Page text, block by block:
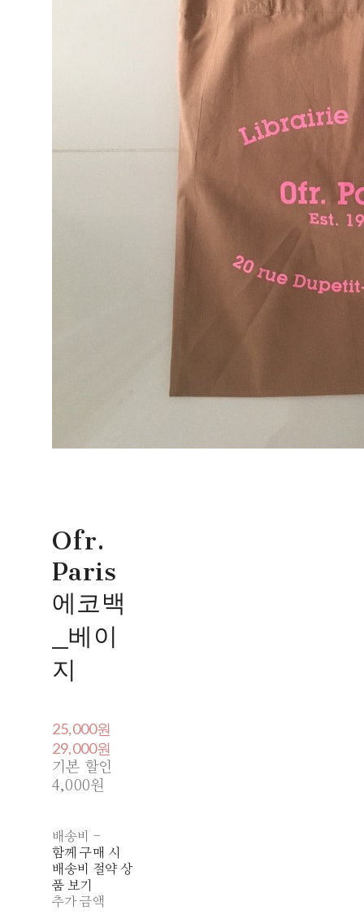
Ofr.
Paris
에코백
_베이
지
25,000원
29,000원
기본 할인
4,000원
배송비 -
함께 구매 시
배송비 절약 상
품 보기
추가 금액